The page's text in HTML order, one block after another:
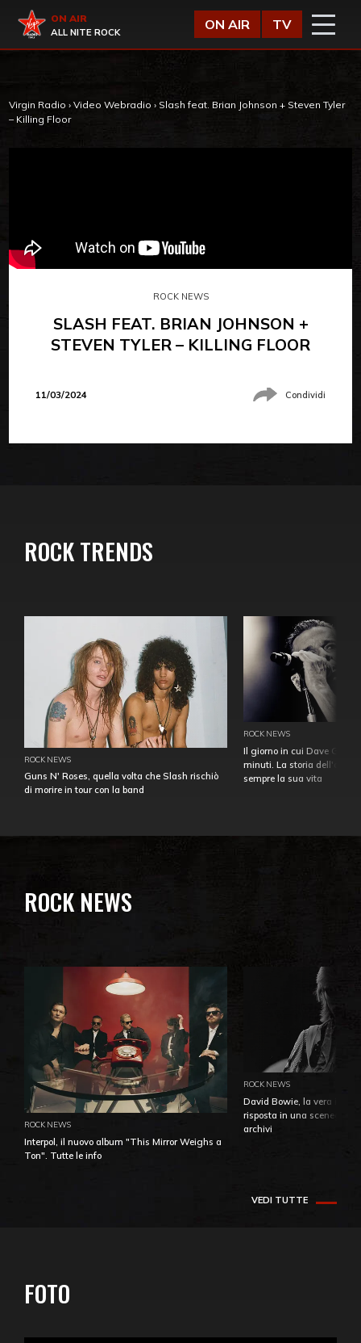
Virgin Radio
ON AIR
ALL NITE ROCK
ON AIR TV
Virgin Radio › Video Webradio › Slash feat. Brian Johnson + Steven Tyler
– Killing Floor
ROCK NEWS
SLASH FEAT. BRIAN JOHNSON +
STEVEN TYLER – KILLING FLOOR
11/03/2024 Condividi
ROCK TRENDS
ROCK NEWS
Guns N' Roses, quella volta che Slash rischiò
di morire in tour con la band
ROCK NEWS
Il giorno in cui Dave
minuti. La storia
sempre la sua vita
ROCK NEWS
ROCK NEWS
Interpol, il nuovo album "This Mirror Weighs a
Ton". Tutte le info
ROCK NEWS
David Bowie, la vera
risposta in una
archivi
VEDI TUTTE
FOTO